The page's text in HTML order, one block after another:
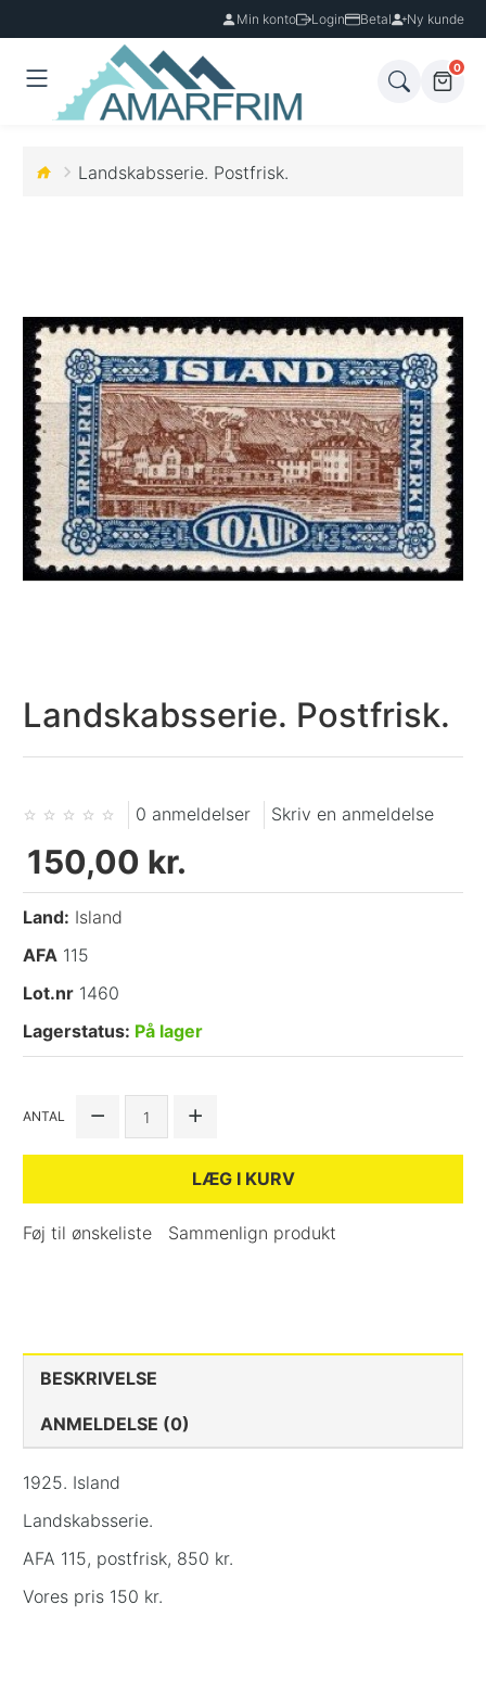
Min konto Login Betal Ny kunde
0
Landskabsserie. Postfrisk.
Landskabsserie. Postfrisk.
0 anmeldelser Skriv en anmeldelse
150,00 kr.
Land: Island
AFA 115
Lot.nr 1460
Lagerstatus: På lager
ANTAL
LÆG I KURV
Føj til ønskeliste Sammenlign produkt
BESKRIVELSE
ANMELDELSE (0)
1925. Island
Landskabsserie.
AFA 115, postfrisk, 850 kr.
Vores pris 150 kr.